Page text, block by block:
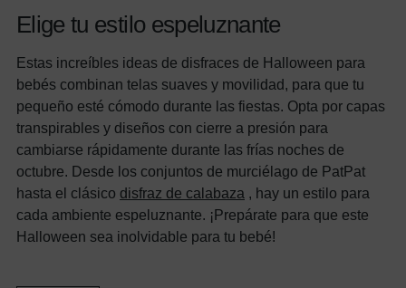
Elige tu estilo espeluznante
Estas increíbles ideas de disfraces de Halloween para
bebés combinan telas suaves y movilidad, para que tu
pequeño esté cómodo durante las fiestas. Opta por capas
transpirables y diseños con cierre a presión para
cambiarse rápidamente durante las frías noches de
octubre. Desde los conjuntos de murciélago de PatPat
hasta el clásico disfraz de calabaza , hay un estilo para
cada ambiente espeluznante. ¡Prepárate para que este
Halloween sea inolvidable para tu bebé!